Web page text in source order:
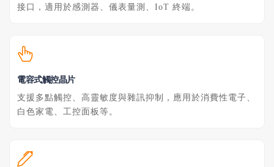
接口，適用於感測器、儀表量測、IoT 終端。
電容式觸控晶片
支援多點觸控、高靈敏度與雜訊抑制，應用於消費性電子、
白色家電、工控面板等。